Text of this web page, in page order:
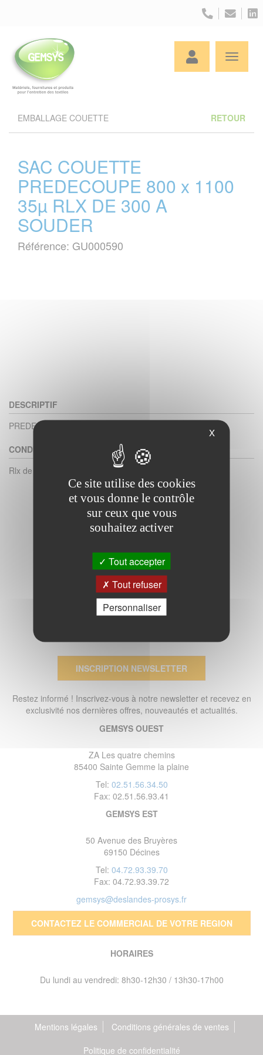
EMBALLAGE COUETTE RETOUR
SAC COUETTE
PREDECOUPE 800 x 1100
35µ RLX DE 300 A
SOUDER
Référence: GU000590
DESCRIPTIF
PREDECOUPE
CONDITIONNEMENT
Rlx de 300
INSCRIPTION NEWSLETTER
Restez informé ! Inscrivez-vous à notre newsletter et recevez en
exclusivité nos dernières offres, nouveautés et actualités.
GEMSYS OUEST
ZA Les quatre chemins
85400 Sainte Gemme la plaine
Tel: 02.51.56.34.50
Fax: 02.51.56.93.41
GEMSYS EST
50 Avenue des Bruyères
69150 Décines
Tel: 04.72.93.39.70
Fax: 04.72.93.39.72
gemsys@deslandes-prosys.fr
CONTACTEZ LE COMMERCIAL DE VOTRE REGION
HORAIRES
Du lundi au vendredi: 8h30-12h30 / 13h30-17h00
Mentions légales
Conditions générales de ventes
Politique de confidentialité
X
Ce site utilise des cookies
et vous donne le contrôle
sur ceux que vous
souhaitez activer
Tout accepter
Tout refuser
Personnaliser